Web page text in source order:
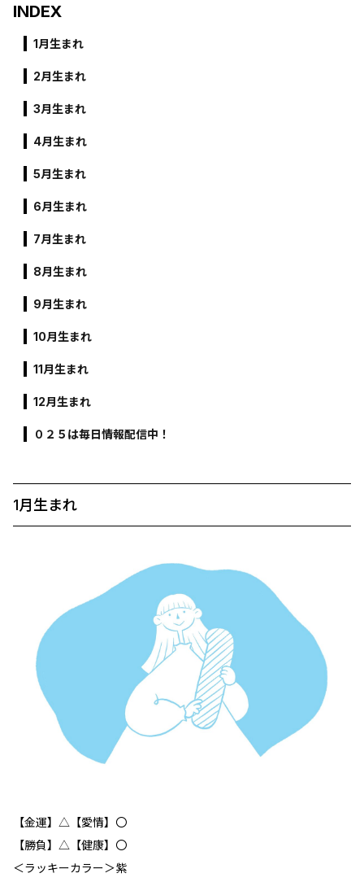
INDEX
1月生まれ
2月生まれ
3月生まれ
4月生まれ
5月生まれ
6月生まれ
7月生まれ
8月生まれ
9月生まれ
10月生まれ
11月生まれ
12月生まれ
０２５は毎日情報配信中！
1月生まれ
【金運】△【愛情】〇
【勝負】△【健康】〇
＜ラッキーカラー＞紫